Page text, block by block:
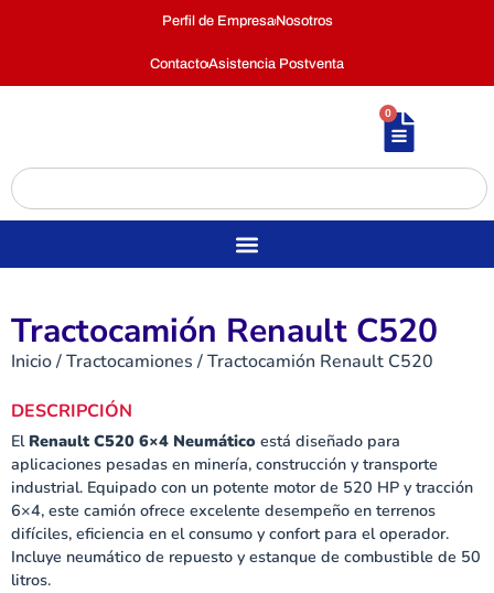
Perfil de EmpresaNosotros
ContactoAsistencia Postventa
0
Tractocamión Renault C520
Inicio/Tractocamiones / Tractocamión Renault C520
DESCRIPCIÓN
El Renault C520 6×4 Neumático está diseñado para
aplicaciones pesadas en minería, construcción y transporte
industrial. Equipado con un potente motor de 520 HP y tracción
6×4, este camión ofrece excelente desempeño en terrenos
difíciles, eficiencia en el consumo y confort para el operador.
Incluye neumático de repuesto y estanque de combustible de 50
litros.